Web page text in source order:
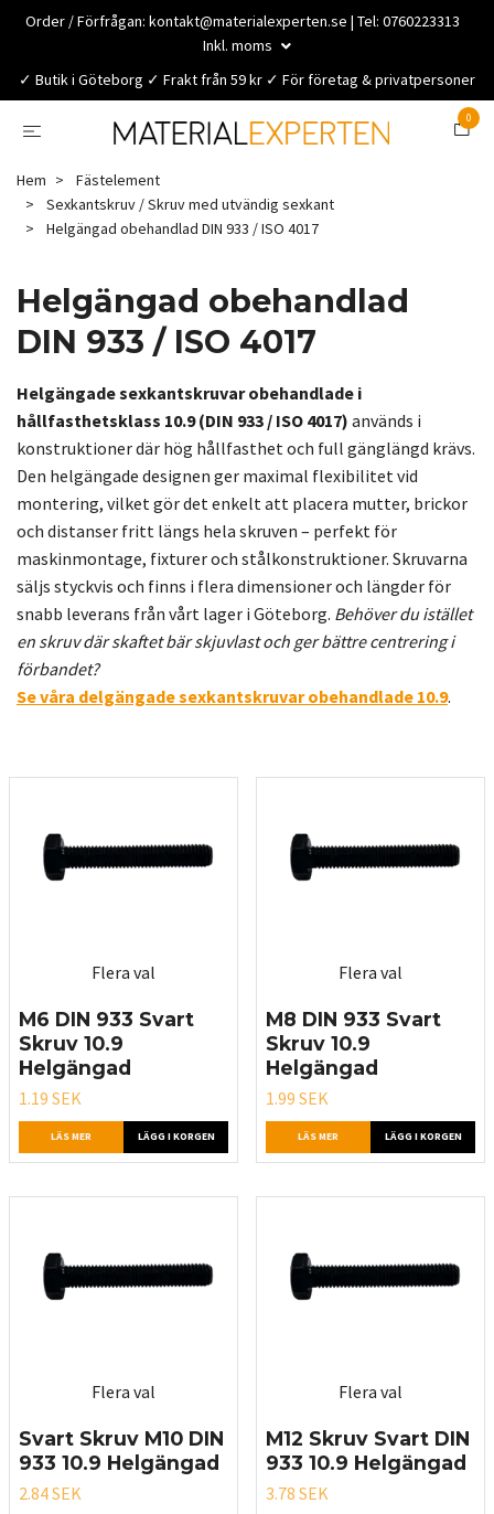
Order / Förfrågan: kontakt@materialexperten.se | Tel: 0760223313
Inkl. moms
✓ Butik i Göteborg ✓ Frakt från 59 kr ✓ För företag & privatpersoner
0
Hem
Fästelement
Sexkantskruv / Skruv med utvändig sexkant
Helgängad obehandlad DIN 933 / ISO 4017
Helgängad obehandlad
DIN 933 / ISO 4017
Helgängade sexkantskruvar obehandlade i
hållfasthetsklass 10.9 (DIN 933 / ISO 4017) används i
konstruktioner där hög hållfasthet och full gänglängd krävs.
Den helgängade designen ger maximal flexibilitet vid
montering, vilket gör det enkelt att placera mutter, brickor
och distanser fritt längs hela skruven – perfekt för
maskinmontage, fixturer och stålkonstruktioner. Skruvarna
säljs styckvis och finns i flera dimensioner och längder för
snabb leverans från vårt lager i Göteborg. Behöver du istället
en skruv där skaftet bär skjuvlast och ger bättre centrering i
förbandet?
Se våra delgängade sexkantskruvar obehandlade 10.9.
Flera val
M6 DIN 933 Svart
Skruv 10.9
Helgängad
1.19 SEK
LÄS MER LÄGG I KORGEN
Flera val
M8 DIN 933 Svart
Skruv 10.9
Helgängad
1.99 SEK
LÄS MER LÄGG I KORGEN
Flera val
Svart Skruv M10 DIN
933 10.9 Helgängad
2.84 SEK
Flera val
M12 Skruv Svart DIN
933 10.9 Helgängad
3.78 SEK